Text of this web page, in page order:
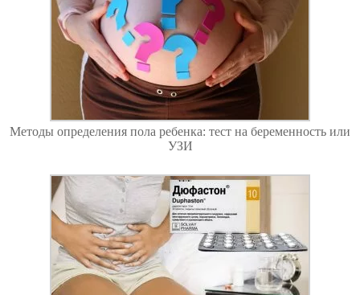
Методы определения пола ребенка: тест на беременность или
УЗИ